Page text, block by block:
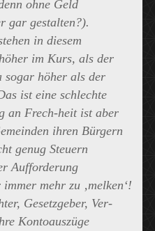
ohne Geld
gar gestalten?).
in diesem
im Kurs, als der
sogar höher als der
ist eine schlechte
an Frech-heit ist aber
ihren Bürgern
genug Steuern
Aufforderung
mehr zu ‚melken‘!
Gesetzgeber, Ver-
Kontoauszüge